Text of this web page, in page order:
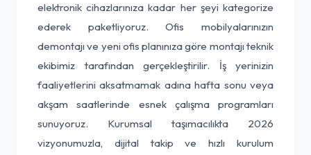
elektronik cihazlarınıza kadar her şeyi kategorize
ederek paketliyoruz. Ofis mobilyalarınızın
demontajı ve yeni ofis planınıza göre montajı teknik
ekibimiz tarafından gerçekleştirilir. İş yerinizin
faaliyetlerini aksatmamak adına hafta sonu veya
akşam saatlerinde esnek çalışma programları
sunuyoruz. Kurumsal taşımacılıkta 2026
vizyonumuzla, dijital takip ve hızlı kurulum